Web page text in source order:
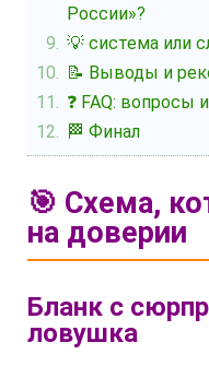
России»?
💡 система или
📝 Выводы и
❓ FAQ: вопросы
🏁 Финал
🎯 Схема,
на доверии
Бланк с
ловушка